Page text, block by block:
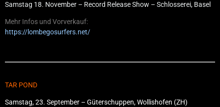
Samstag 18. November – Record Release Show – Schlosserei, Basel
Mehr Infos und Vorverkauf:
https://lombegosurfers.net/
TAR POND
Samstag, 23. September – Güterschuppen, Wollishofen (ZH)